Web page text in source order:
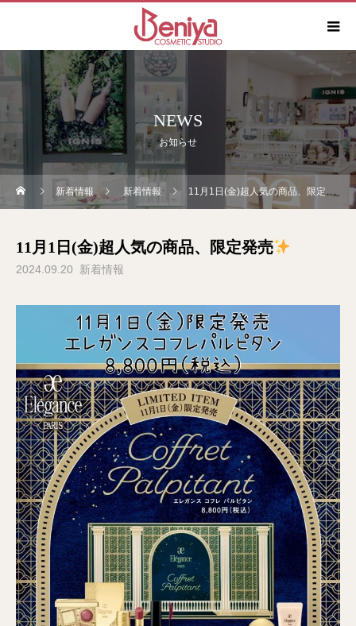
NEWS
お知らせ
新着情報 新着情報 11月1日(金)超人気の商品、限定発売
11月1日(金)超人気の商品、限定発売
2024.09.20 新着情報